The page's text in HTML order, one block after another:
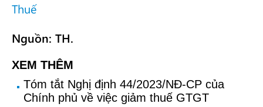
Thuế
Nguồn: TH.
XEM THÊM
Tóm tắt Nghị định 44/2023/NĐ-CP của
Chính phủ về việc giảm thuế GTGT